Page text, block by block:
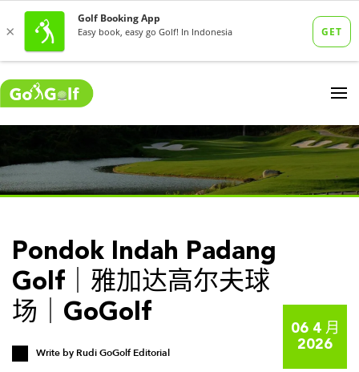
Pondok Indah Padang
Golf｜雅加达高尔夫球
场｜GoGolf
06 4 月
2026
Write by Rudi GoGolf Editorial